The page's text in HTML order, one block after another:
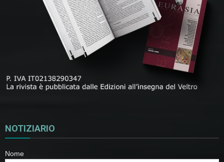
NOTIZIARIO
Nome